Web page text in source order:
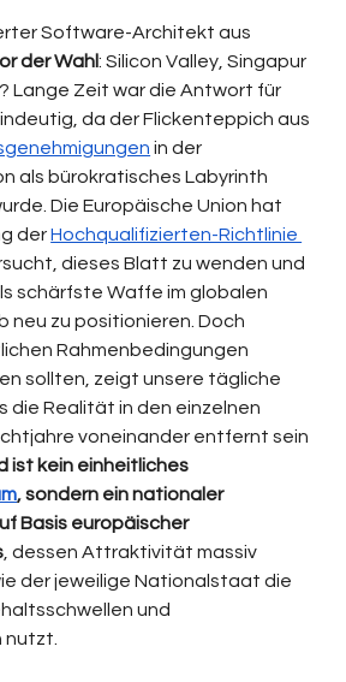
Software-Architekt aus
der Wahl: Silicon Valley, Singapur
Lange Zeit war die Antwort für
da der Flickenteppich aus
in der
als bürokratisches Labyrinth
Die Europäische Union hat
der Hochqualifizierten-Richtlinie
dieses Blatt zu wenden und
schärfste Waffe im globalen
zu positionieren. Doch
Rahmenbedingungen
sollten, zeigt unsere tägliche
die Realität in den einzelnen
voneinander entfernt sein
ist kein einheitliches
, sondern ein nationaler
Basis europäischer
, dessen Attraktivität massiv
der jeweilige Nationalstaat die
und
nutzt.